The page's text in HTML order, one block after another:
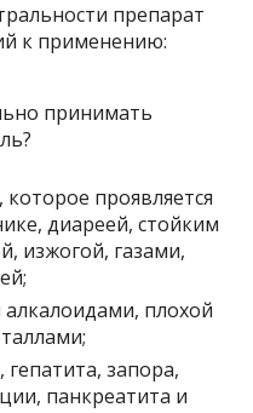
препарат
к применению:
проявляется
диареей, стойким
изжогой, газами,
плохой
запора,
панкреатита и